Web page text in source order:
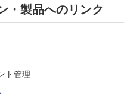
・製品へのリンク
ト管理